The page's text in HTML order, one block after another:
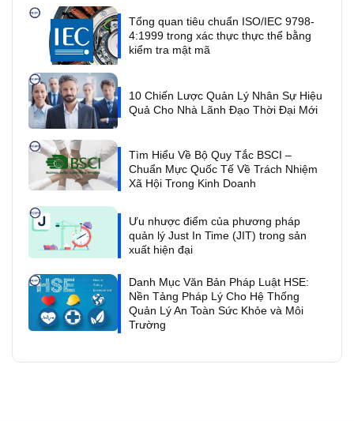
Tổng quan tiêu chuẩn ISO/IEC 9798-
4:1999 trong xác thực thực thể bằng
kiểm tra mật mã
10 Chiến Lược Quản Lý Nhân Sự Hiệu
Quả Cho Nhà Lãnh Đạo Thời Đại Mới
Tìm Hiểu Về Bộ Quy Tắc BSCI –
Chuẩn Mực Quốc Tế Về Trách Nhiệm
Xã Hội Trong Kinh Doanh
Ưu nhược điểm của phương pháp
quản lý Just In Time (JIT) trong sản
xuất hiện đại
Danh Mục Văn Bản Pháp Luật HSE:
Nền Tảng Pháp Lý Cho Hệ Thống
Quản Lý An Toàn Sức Khỏe và Môi
Trường